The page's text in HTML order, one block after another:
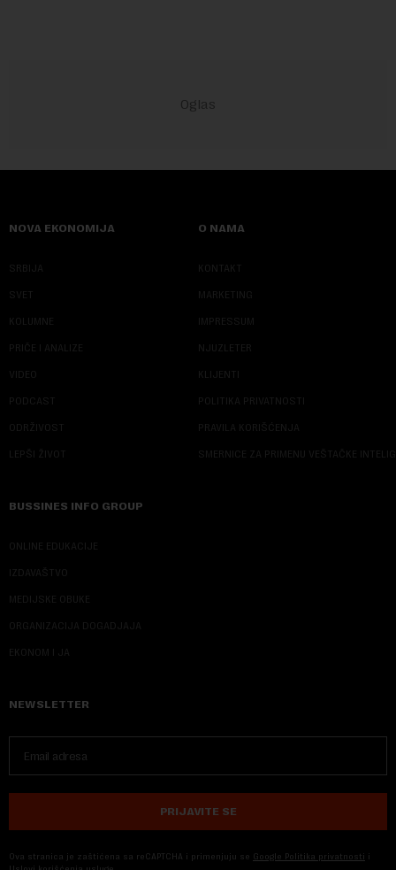
NOVA EKONOMIJA
SRBIJA
SVET
KOLUMNE
PRIČE I ANALIZE
VIDEO
PODCAST
ODRŽIVOST
LEPŠI ŽIVOT
O NAMA
KONTAKT
MARKETING
IMPRESSUM
NJUZLETER
KLIJENTI
POLITIKA PRIVATNOSTI
PRAVILA KORIŠĆENJA
SMERNICE ZA PRIMENU VEŠTAČKE
BUSSINES INFO GROUP
ONLINE EDUKACIJE
IZDAVAŠTVO
MEDIJSKE OBUKE
ORGANIZACIJA DOGADJAJA
EKONOM I JA
NEWSLETTER
PRIJAVITE SE
Ova stranica je zaštićena sa reCAPTCHA i primenjuju se Google Politika privatnosti i